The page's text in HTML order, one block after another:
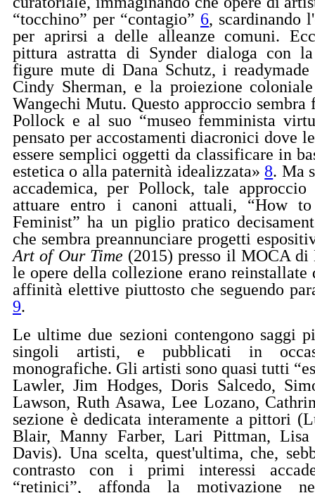
“tocchino” per “contagio” 6, scardinando
per aprirsi a delle alleanze comuni.
pittura astratta di Synder dialoga con
figure mute di Dana Schutz, i
Cindy Sherman, e la proiezione
Wangechi Mutu. Questo approccio sembra
Pollock e al suo “museo femminista
pensato per accostamenti diacronici dove
essere semplici oggetti da classificare in
estetica o alla paternità idealizzata» 8. Ma
accademica, per Pollock, tale
attuare entro i canoni attuali, “How
Feminist” ha un piglio pratico
che sembra preannunciare progetti
Art of Our Time (2015) presso il MOCA di
le opere della collezione erano reinstallate
affinità elettive piuttosto che seguendo
9.
Le ultime due sezioni contengono saggi
singoli artisti, e pubblicati in
monografiche. Gli artisti sono quasi tutti
Lawler, Jim Hodges, Doris Salcedo,
Lawson, Ruth Asawa, Lee Lozano,
sezione è dedicata interamente a pittori
Blair, Manny Farber, Lari Pittman, Lisa
Davis). Una scelta, quest'ultima, che,
contrasto con i primi interessi
“retinici”, affonda la motivazione